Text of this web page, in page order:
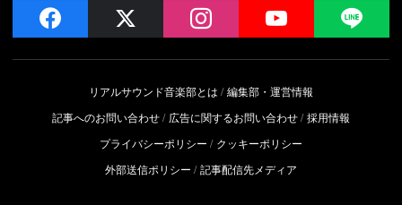
facebook instagram YouTube
リアルサウンド音楽部とは
編集部・運営情報
記事へのお問い合わせ
広告に関するお問い合わせ 採用情報
プライバシーポリシー
クッキーポリシー
外部送信ポリシー
記事配信先メディア